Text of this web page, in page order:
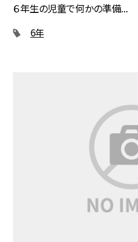
６年生の児童で何かの準備...
6年